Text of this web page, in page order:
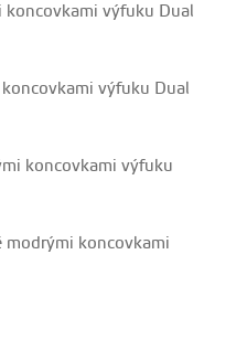
koncovkami výfuku Dual
výfuku Dual
koncovkami výfuku
modrými koncovkami